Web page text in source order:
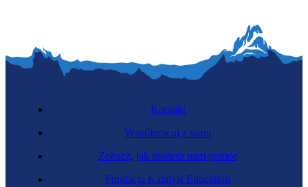
Kontakt
Współpracuj z nami
Zobacz, jak możesz nam pomóc
Fundacja Katalyst Education